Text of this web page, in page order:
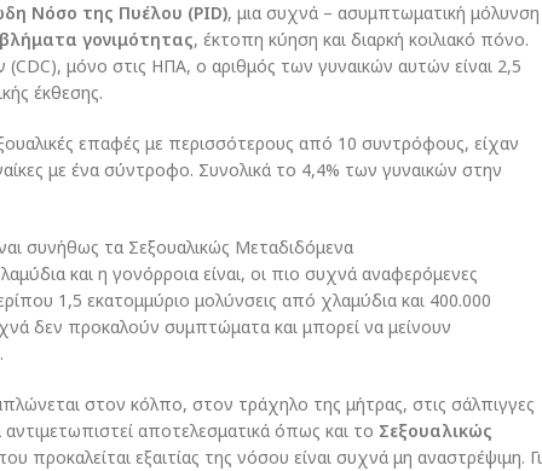
Νόσο της Πυέλου (PID), μια συχνά – ασυμπτωματική μόλυνση
γονιμότητας, έκτοπη κύηση και διαρκή κοιλιακό πόνο.
μόνο στις ΗΠΑ, ο αριθμός των γυναικών αυτών είναι 2,5
έκθεσης.
επαφές με περισσότερους από 10 συντρόφους, είχαν
με ένα σύντροφο. Συνολικά το 4,4% των γυναικών στην
συνήθως τα Σεξουαλικώς Μεταδιδόμενα
και η γονόρροια είναι, οι πιο συχνά αναφερόμενες
1,5 εκατομμύριο μολύνσεις από χλαμύδια και 400.000
δεν προκαλούν συμπτώματα και μπορεί να μείνουν
στον κόλπο, στον τράχηλο της μήτρας, στις σάλπιγγες
αποτελεσματικά όπως και το Σεξουαλικώς
προκαλείται εξαιτίας της νόσου είναι συχνά μη αναστρέψιμη.